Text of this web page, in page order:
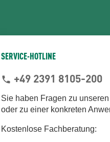
SERVICE-HOTLINE
phone +49 2391 8105-200
Sie haben Fragen zu
oder zu einer konkreten
Kostenlose Fachberatung: